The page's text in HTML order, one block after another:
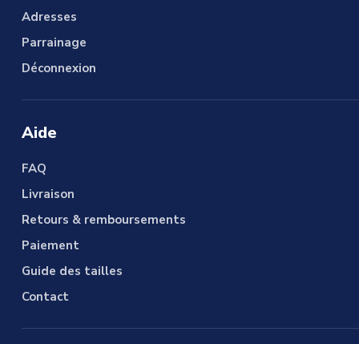
Adresses
Parrainage
Déconnexion
Aide
FAQ
Livraison
Retours & remboursements
Paiement
Guide des tailles
Contact